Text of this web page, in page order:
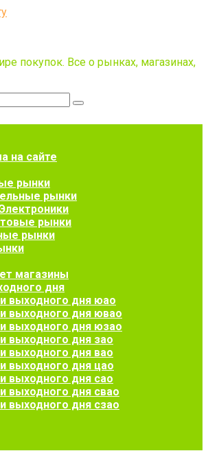
покупок. Все о рынках, магазинах,
на сайте
рынки
рынки
рынки
рынки
магазины
дня
выходного дня юао
выходного дня ювао
выходного дня юзао
выходного дня зао
выходного дня вао
выходного дня цао
выходного дня сао
выходного дня свао
выходного дня сзао